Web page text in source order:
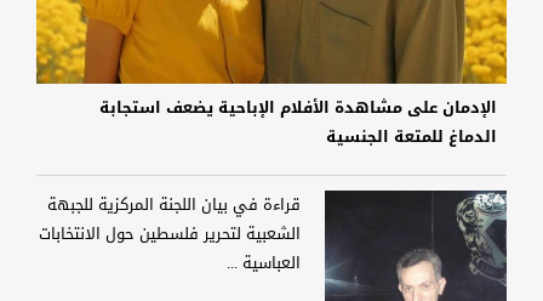
الإدمان على مشاهدة الأفلام الإباحية يضعف استجابة
الدماغ للمتعة الجنسية
قراءة في بيان اللجنة المركزية للجبهة
الشعبية لتحرير فلسطين حول الانتخابات
العباسية ...